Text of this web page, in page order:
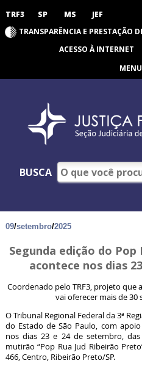
TRF3 SP MS JEF
TRANSPARÊNCIA E PRESTAÇÃO
ACESSO À INTERNET
MENU
BUSCA
09/setembro/2025
Segunda edição do
acontece nos dias
Coordenado pelo TRF3, projeto que
vai oferecer mais de 30
O Tribunal Regional Federal da 3ª
do Estado de São Paulo, com
nos dias 23 e 24 de setembro,
mutirão “Pop Rua Jud Ribeirão
466, Centro, Ribeirão Preto/SP.